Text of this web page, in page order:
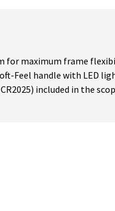
for maximum frame
Feel handle with LED
included in the